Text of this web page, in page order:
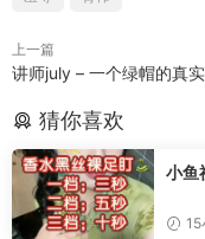
上一篇
讲师july – 一个绿帽的真
猜你喜欢
小鱼
15